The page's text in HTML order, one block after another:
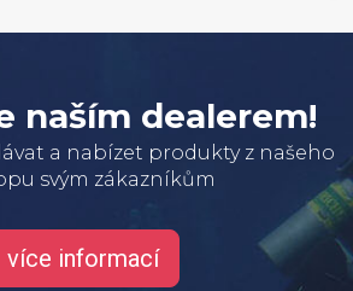
naším dealerem!
a nabízet produkty z našeho
svým zákazníkům
více informací